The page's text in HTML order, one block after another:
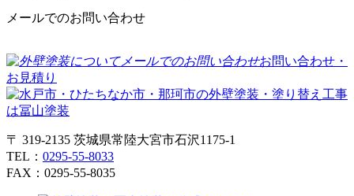
メールでのお問い合わせ
お問い合わせ・
お見積り
〒 319-2135 茨城県常陸大宮市石沢1175-1
TEL： 0295-55-8033
FAX：0295-55-8035